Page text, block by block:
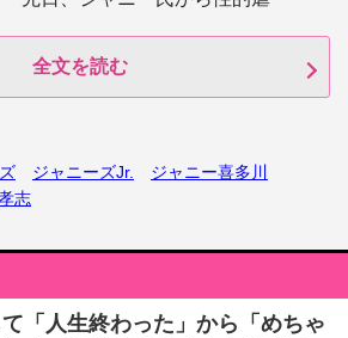
全文を読む
ジャニーズJr.
ジャニー喜多川
志
「人生終わった」から「めちゃ